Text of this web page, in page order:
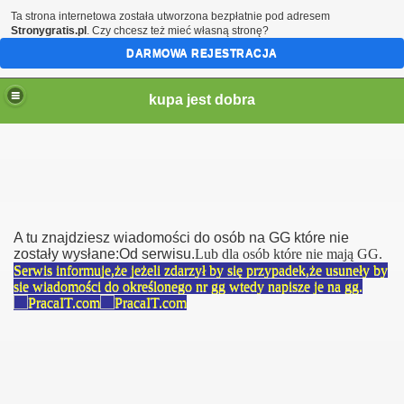
kupa jest dobra
A tu znajdziesz wiadomości do osób na GG które nie
zostały wysłane:Od serwisu.Lub dla osób które nie mają GG.
Serwis informuje,że jeżeli zdarzył by się przypadek,że usuneły by
sie wiadomości do określonego nr gg wtedy napisze je na gg.
Ta strona internetowa została utworzona bezpłatnie pod adresem
Stronygratis.pl . Czy chcesz też mieć własną stronę?
DARMOWA REJESTRACJA